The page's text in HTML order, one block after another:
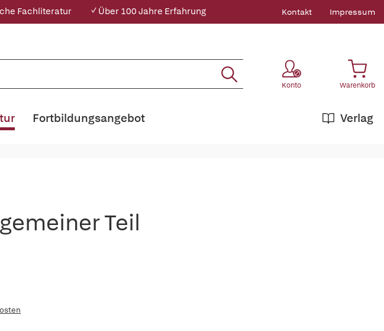
Fachliteratur ✓ Über 100 Jahre Erfahrung Kontakt Impressum
Konto Warenkorb
Verlag
Fortbildungsangebot
Teil